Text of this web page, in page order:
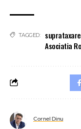
TAGGED:
Asociatia
Cornel Dinu